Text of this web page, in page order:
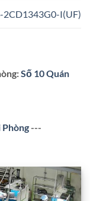
2CD1343G0-I(UF)
Số 10 Quán
---